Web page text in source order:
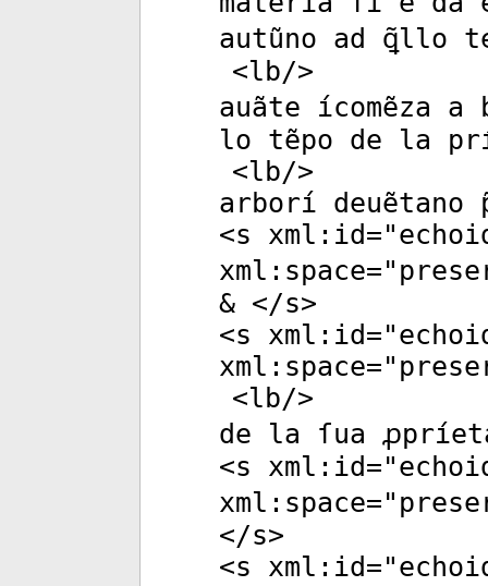
autũno ad ꝗ̃llo
<lb/>
auãte ícomẽza
lo tẽpo de la
<lb/>
arborí
<s xml:id="
xml:space="
& </s>
<s xml:id="
xml:space="
<lb/>
de la ſua
<s xml:id="
xml:space="
</s>
<s xml:id="